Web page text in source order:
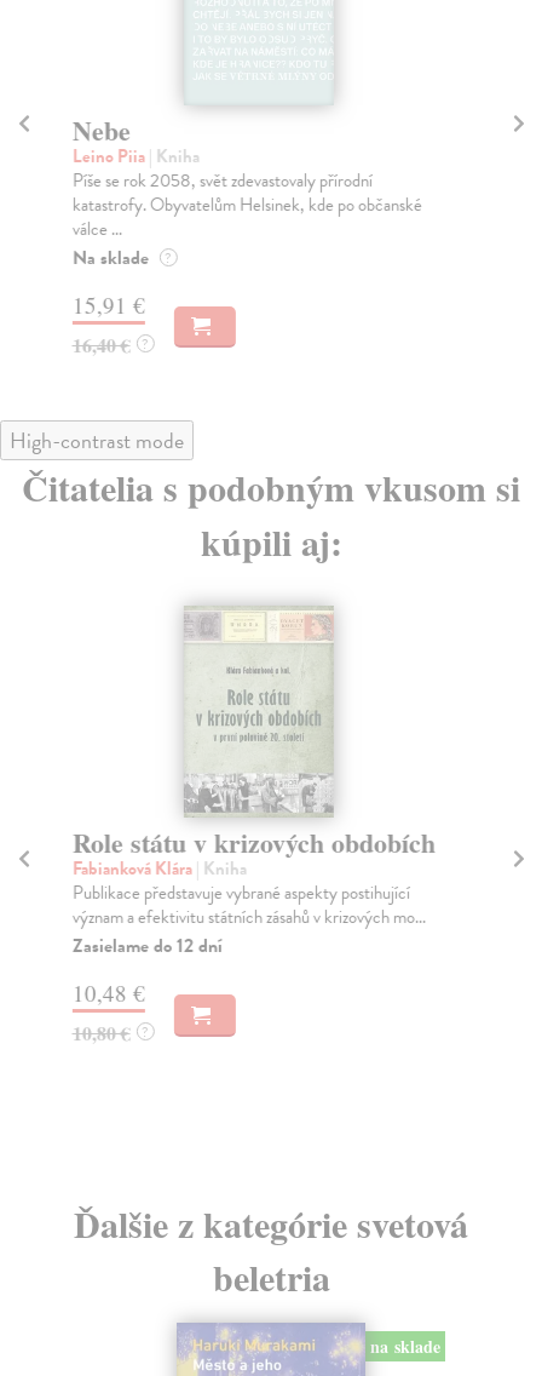
Nebe
Leino Piia| Kniha
Píše se rok 2058, svět zdevastovaly přírodní
katastrofy. Obyvatelům Helsinek, kde po občanské
válce ...
Na sklade ?
15,91 €
16,40 € ?
High-contrast mode
Čitatelia s podobným vkusom si
kúpili aj:
Role státu v krizových obdobích
Fabianková Klára| Kniha
Publikace představuje vybrané aspekty postihující
význam a efektivitu státních zásahů v krizových mo...
Zasielame do 12 dní
10,48 €
10,80 € ?
Ďalšie z kategórie svetová
beletria
na sklade